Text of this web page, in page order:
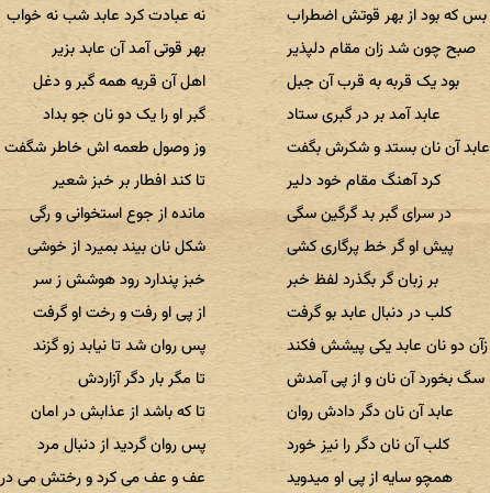
بس که بود از بهر قوتش اضطراب
نه عبادت کرد عابد شب نه خواب
صبح چون شد زان مقام دلپذیر
بهر قوتی آمد آن عابد بزیر
بود یک قربه به قرب آن جبل
اهل آن قریه همه گبر و دغل
عابد آمد بر در گبری ستاد
گبر او را یک دو نان جو بداد
عابد آن نان بستد و شکرش بگفت
وز وصول طعمه اش خاطر شگفت
کرد آهنگ مقام خود دلیر
تا کند افطار بر خبز شعیر
در سرای گبر بد گرگین سگی
مانده از جوع استخوانی و رگی
پیش او گر خط پرگاری کشی
شکل نان بیند بمیرد از خوشی
بر زبان گر بگذرد لفظ خبر
خبز پندارد رود هوشش ز سر
کلب در دنبال عابد بو گرفت
از پی او رفت و رخت او گرفت
زآن دو نان عابد یکی پیشش فکند
پس روان شد تا نیابد زو گزند
سگ بخورد آن نان و از پی آمدش
تا مگر بار دگر آزاردش
عابد آن نان دگر دادش روان
تا که باشد از عذابش در امان
کلب آن نان دگر را نیز خورد
پس روان گردید از دنبال مرد
همچو سایه از پی او میدوید
عف و عف می کرد و رختش می